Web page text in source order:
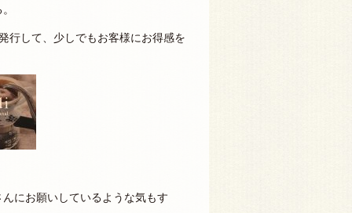
行して、少しでもお客様にお得感を
にお願いしているような気もす